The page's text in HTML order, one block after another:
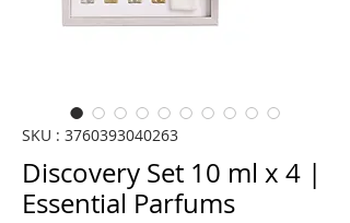
SKU : 3760393040263
Discovery Set 10 ml x 4 |
Essential Parfums